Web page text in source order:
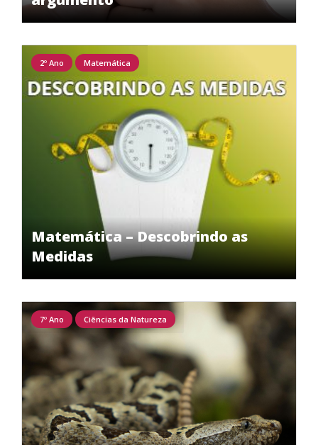
Matemática – Descobrindo as
Medidas
2º Ano Matemática
7º Ano Ciências da Natureza